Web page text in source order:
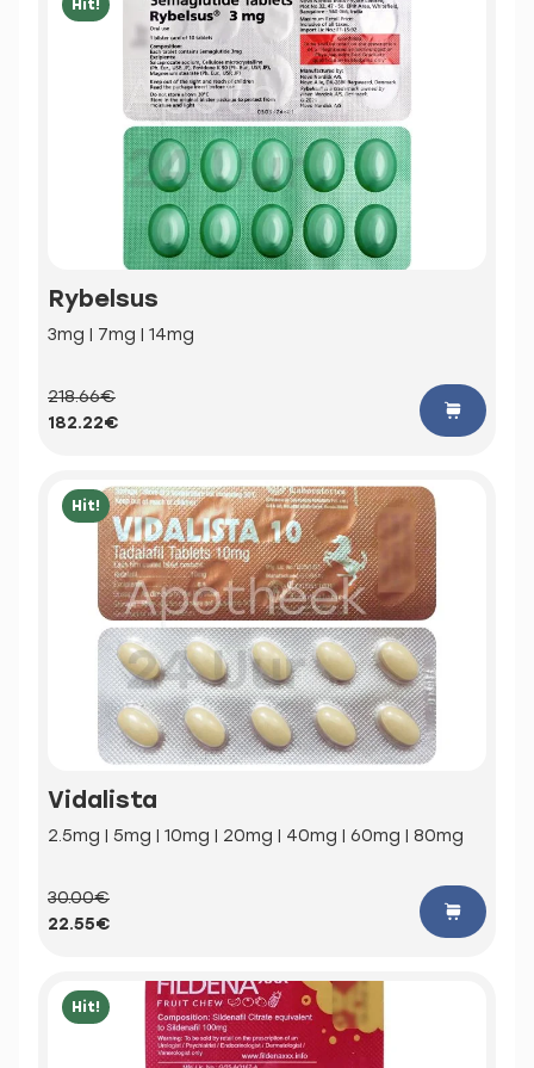
Hit!
Rybelsus
3mg | 7mg | 14mg
218.66€
182.22€
Hit!
Vidalista
2.5mg | 5mg | 10mg | 20mg | 40mg | 60mg | 80mg
30.00€
22.55€
Hit!